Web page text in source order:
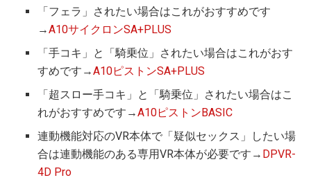
「フェラ」されたい場合はこれがおすすめです
→A10サイクロンSA+PLUS
「手コキ」と「騎乗位」されたい場合はこれがおす
すめです→A10ピストンSA+PLUS
「超スロー手コキ」と「騎乗位」されたい場合はこ
れがおすすめです→A10ピストンBASIC
連動機能対応のVR本体で「疑似セックス」したい場
合は連動機能のある専用VR本体が必要です→ DPVR-
4D Pro